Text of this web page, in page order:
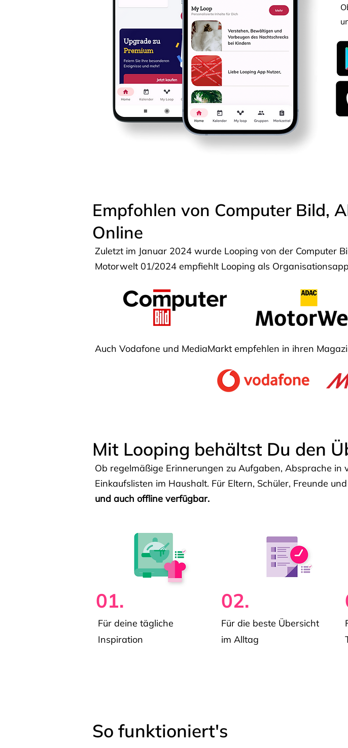
Empfohlen von Computer Bild,
Online
Zuletzt im Januar 2024 wurde Looping von der Computer
Motorwelt 01/2024 empfiehlt Looping als
Auch Vodafone und MediaMarkt empfehlen in ihren
Mit Looping behältst Du den
Ob regelmäßige Erinnerungen zu Aufgaben, Absprache in
Einkaufslisten im Haushalt. Für Eltern, Schüler, Freunde
und auch offline verfügbar.
01.
Für deine tägliche
Inspiration
02.
Für die beste Übersicht
im Alltag
So funktioniert's